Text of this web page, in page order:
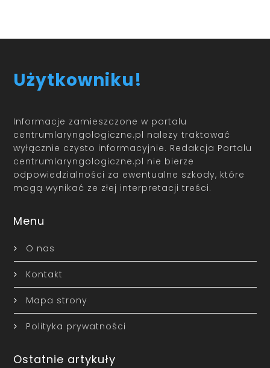
Użytkowniku!
Informacje zamieszczone w portalu
centrumlaryngologiczne.pl należy traktować
wyłącznie czysto informacyjnie. Redakcja Portalu
centrumlaryngologiczne.pl nie bierze
odpowiedzialności za ewentualne szkody, które
mogą wynikać ze złej interpretacji treści.
Menu
O nas
Kontakt
Mapa strony
Polityka prywatności
Ostatnie artykuły